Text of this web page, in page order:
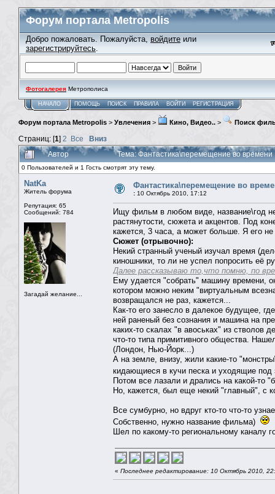
Форум портала Metropolis
Добро пожаловать. Пожалуйста, войдите или
зарегистрируйтесь.
Фотогалерея Метрополиса
НАЧАЛО ПОМОЩЬ ПОИСК ПРАВИЛА ВОЙТИ РЕГИСТРАЦИЯ
Форум портала Metropolis > Увлечения > Кино, Видео.. > Поиск
Страниц: [1] 2 Все
Вниз
Автор
Тема: Фантастика\перемещение во
0 Пользователей и 1 Гость смотрят эту тему.
NatKa
Житель форума
Репутация: 65
Сообщений: 784
Загадай желание...
Фантастика\перемещение во
: 10 Октябрь 2010, 17:12
Ищу фильм в любом виде, название\год
растянутости, сюжета и акцентов. Под
кажется, 3 часа, а может больше. Я его
Сюжет (отрывочно):
Некий странный ученый изучал время
киношники, то ли не успел попросить её
Далее рассказываю то,что помню, по
Ему удается "собрать" машину времени,
котором можно неким "виртуальным
возвращался не раз, кажется...
Как-то его занесло в далекое будущее,
ней раненый без сознания и машина на
каких-то скалах "в авоськах" из
что-то типа примитивного общества.
(Лондон, Нью-Йорк...)
А на земле, внизу, жили какие-то
кидающиеся в кучи песка и уходящие
Потом все лазали и дрались на какой-то
Но, кажется, был еще некий "главный", с
Все сумбурно, но вдруг кто-то что-то
Собственно, нужно название фильма)
Шел по какому-то региональному каналу
« Последнее редактирование: 10 Октябрь 2010,